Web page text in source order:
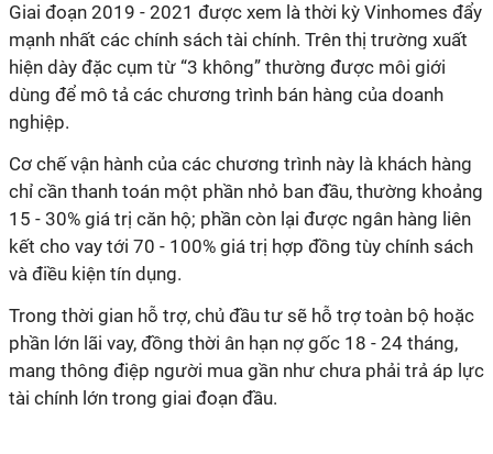
Giai đoạn 2019 - 2021 được xem là thời kỳ Vinhomes đẩy
mạnh nhất các chính sách tài chính. Trên thị trường xuất
hiện dày đặc cụm từ “3 không” thường được môi giới
dùng để mô tả các chương trình bán hàng của doanh
nghiệp.
Cơ chế vận hành của các chương trình này là khách hàng
chỉ cần thanh toán một phần nhỏ ban đầu, thường khoảng
15 - 30% giá trị căn hộ; phần còn lại được ngân hàng liên
kết cho vay tới 70 - 100% giá trị hợp đồng tùy chính sách
và điều kiện tín dụng.
Trong thời gian hỗ trợ, chủ đầu tư sẽ hỗ trợ toàn bộ hoặc
phần lớn lãi vay, đồng thời ân hạn nợ gốc 18 - 24 tháng,
mang thông điệp người mua gần như chưa phải trả áp lực
tài chính lớn trong giai đoạn đầu.